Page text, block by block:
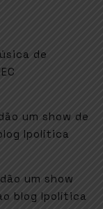
de
um show de
Ipolítica
um show
blog Ipolítica